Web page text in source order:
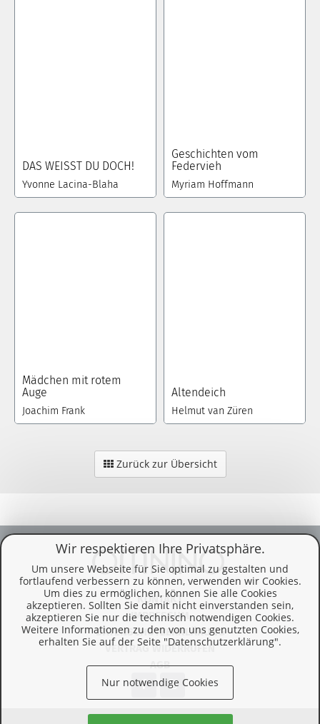
Wir respektieren Ihre Privatsphäre.
Um unsere Webseite für Sie optimal zu gestalten und
fortlaufend verbessern zu können, verwenden wir Cookies.
Um dies zu ermöglichen, können Sie alle Cookies
akzeptieren. Sollten Sie damit nicht einverstanden sein,
akzeptieren Sie nur die technisch notwendigen Cookies.
Weitere Informationen zu den von uns genutzten Cookies,
erhalten Sie auf der Seite "Datenschutzerklärung".
Nur notwendige Cookies
DAS WEISST DU DOCH!
Yvonne Lacina-Blaha
Geschichten vom
Federvieh
Myriam Hoffmann
Mädchen mit rotem
Auge
Joachim Frank
Altendeich
Helmut van Züren
Zurück zur Übersicht
KONTAKT
IMPRESSUM
DATENSCHUTZERKLÄRUNG
VERTRAG WIDERRUFEN
AGB